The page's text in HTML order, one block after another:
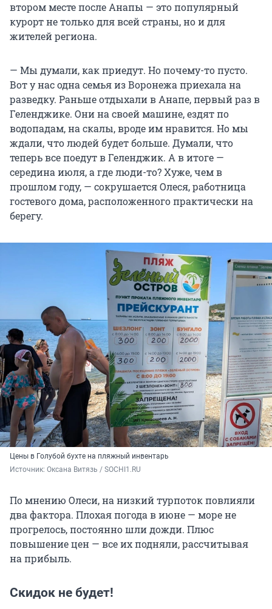
втором месте после Анапы — это популярный
курорт не только для всей страны, но и для
жителей региона.
— Мы думали, как приедут. Но почему-то пусто.
Вот у нас одна семья из Воронежа приехала на
разведку. Раньше отдыхали в Анапе, первый раз в
Геленджике. Они на своей машине, ездят по
водопадам, на скалы, вроде им нравится. Но мы
ждали, что людей будет больше. Думали, что
теперь все поедут в Геленджик. А в итоге —
середина июля, а где люди-то? Хуже, чем в
прошлом году, — сокрушается Олеся, работница
гостевого дома, расположенного практически на
берегу.
Цены в Голубой бухте на пляжный инвентарь
Источник: Оксана Витязь / SOCHI1.RU
По мнению Олеси, на низкий турпоток повлияли
два фактора. Плохая погода в июне — море не
прогрелось, постоянно шли дожди. Плюс
повышение цен — все их подняли, рассчитывая
на прибыль.
Скидок не будет!